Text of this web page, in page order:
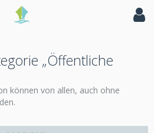
„Öffentliche
können von allen, auch ohne